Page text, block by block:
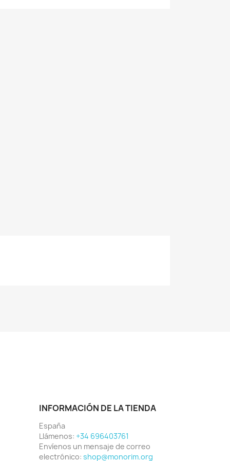
INFORMACIÓN DE LA TIENDA
España
Llámenos: +34 696403761
Envíenos un mensaje de correo
electrónico: shop@monorim.org